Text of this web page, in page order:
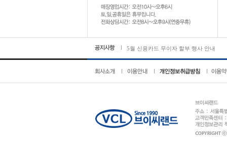
5월 신용카드 무이자 할부 행사 안내